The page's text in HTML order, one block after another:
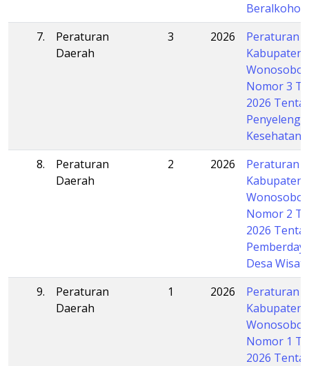
Beralkohol
7.
Peraturan
Daerah
3 2026
Peraturan
Kabupaten
Wonosobo
Nomor 3
2026
Kesehatan
8.
Peraturan
Daerah
2 2026
Peraturan
Kabupaten
Wonosobo
Nomor 2
2026
Desa
9.
Peraturan
Daerah
1 2026
Peraturan
Kabupaten
Wonosobo
Nomor 1
2026